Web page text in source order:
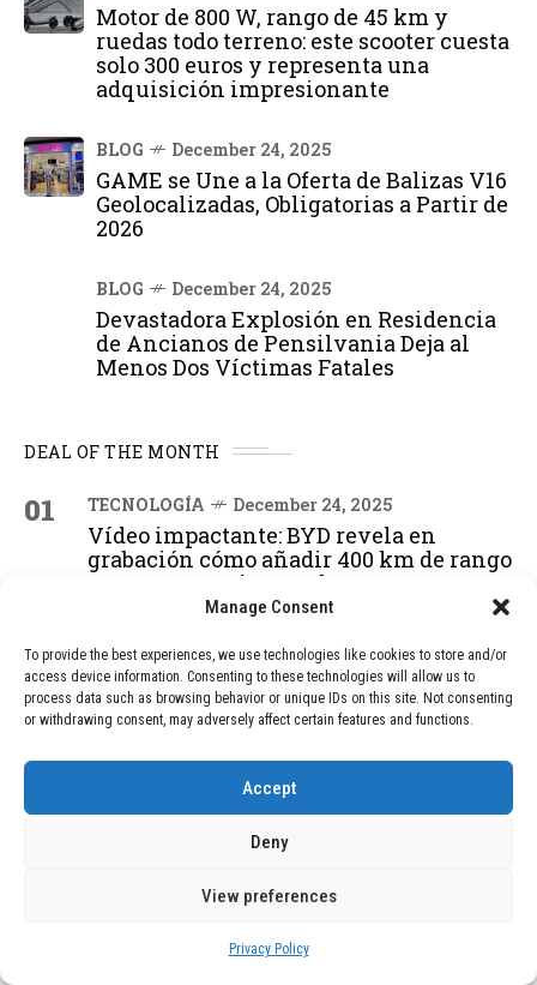
Manage Consent
To provide the best experiences, we use technologies like cookies to store and/or
access device information. Consenting to these technologies will allow us to
process data such as browsing behavior or unique IDs on this site. Not consenting
or withdrawing consent, may adversely affect certain features and functions.
Accept
Deny
View preferences
Privacy Policy
Motor de 800 W, rango de 45 km y
ruedas todo terreno: este scooter cuesta
solo 300 euros y representa una
adquisición impresionante
BLOG December 24, 2025
GAME se Une a la Oferta de Balizas V16
Geolocalizadas, Obligatorias a Partir de
2026
BLOG December 24, 2025
Devastadora Explosión en Residencia
de Ancianos de Pensilvania Deja al
Menos Dos Víctimas Fatales
DEAL OF THE MONTH
01 TECNOLOGÍA December 24, 2025
Vídeo impactante: BYD revela en
grabación cómo añadir 400 km de rango
en apenas 5 minutos de carga
02 TECNOLOGÍA February 9, 2026
Motor de 800 W, rango de 45 km y
ruedas todo terreno: este scooter cuesta
December 24, 2025
GAME se Une a la Oferta de Balizas V16
Geolocalizadas, Obligatorias a Partir de